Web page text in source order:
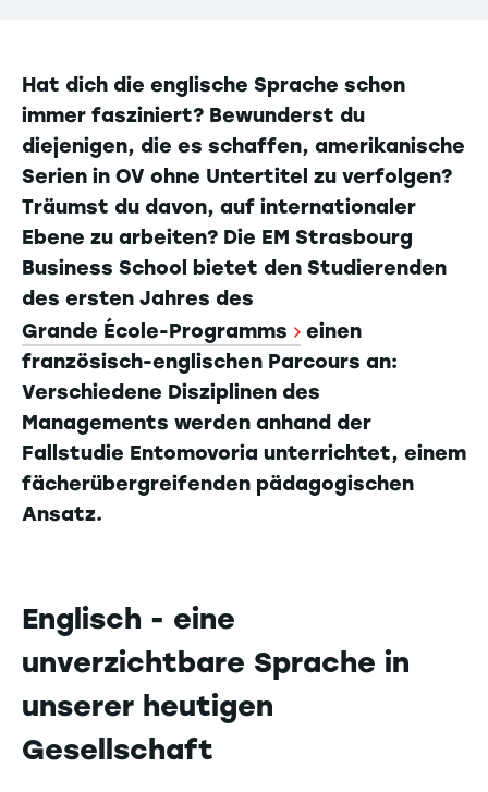
Hat dich die englische Sprache schon
immer fasziniert? Bewunderst du
diejenigen, die es schaffen, amerikanische
Serien in OV ohne Untertitel zu verfolgen?
Träumst du davon, auf internationaler
Ebene zu arbeiten? Die EM Strasbourg
Business School bietet den Studierenden
des ersten Jahres des
Grande École-Programms
einen
französisch-englischen Parcours an:
Verschiedene Disziplinen des
Managements werden anhand der
Fallstudie Entomovoria unterrichtet, einem
fächerübergreifenden pädagogischen
Ansatz.
Englisch - eine
unverzichtbare Sprache in
unserer heutigen
Gesellschaft